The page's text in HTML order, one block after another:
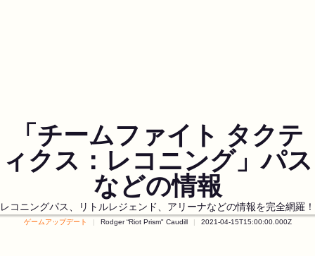
「チームファイト タクテ
ィクス：レコニング」パス
などの情報
レコニングパス、リトルレジェンド、アリーナなどの情報を完全網羅！
ゲームアップデート Rodger “Riot Prism" Caudill 2021-04-15T15:00:00.000Z